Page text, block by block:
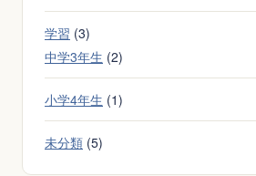
す
サ
ビ
学習 (3)
中学3年生 (2)
小学4年生 (1)
未分類 (5)